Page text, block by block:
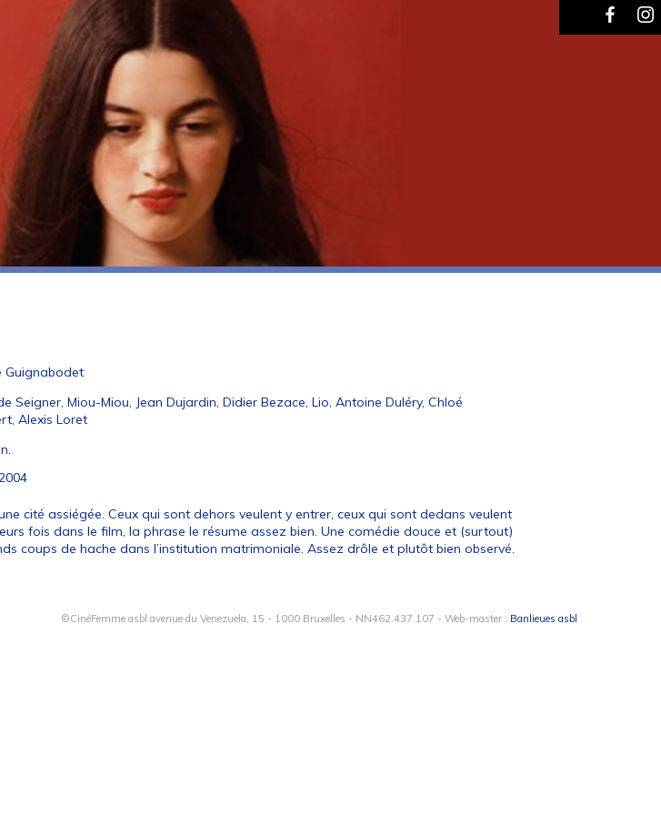
Guignabodet
Seigner, Miou-Miou, Jean Dujardin, Didier Bezace, Lio, Antoine Duléry, Chloé
Alexis Loret
cité assiégée. Ceux qui sont dehors veulent y entrer, ceux qui sont dedans veulent
fois dans le film, la phrase le résume assez bien. Une comédie douce et (surtout)
coups de hache dans l’institution matrimoniale. Assez drôle et plutôt bien observé.
©CinéFemme asbl avenue du Venezuela, 15 - 1000 Bruxelles - NN462.437.107 - Web-master : Banlieues asbl